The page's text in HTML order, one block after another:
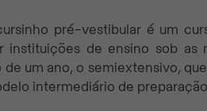
pré-vestibular é um
instituições de ensino sob as
um ano, o semiextensivo,
intermediário de